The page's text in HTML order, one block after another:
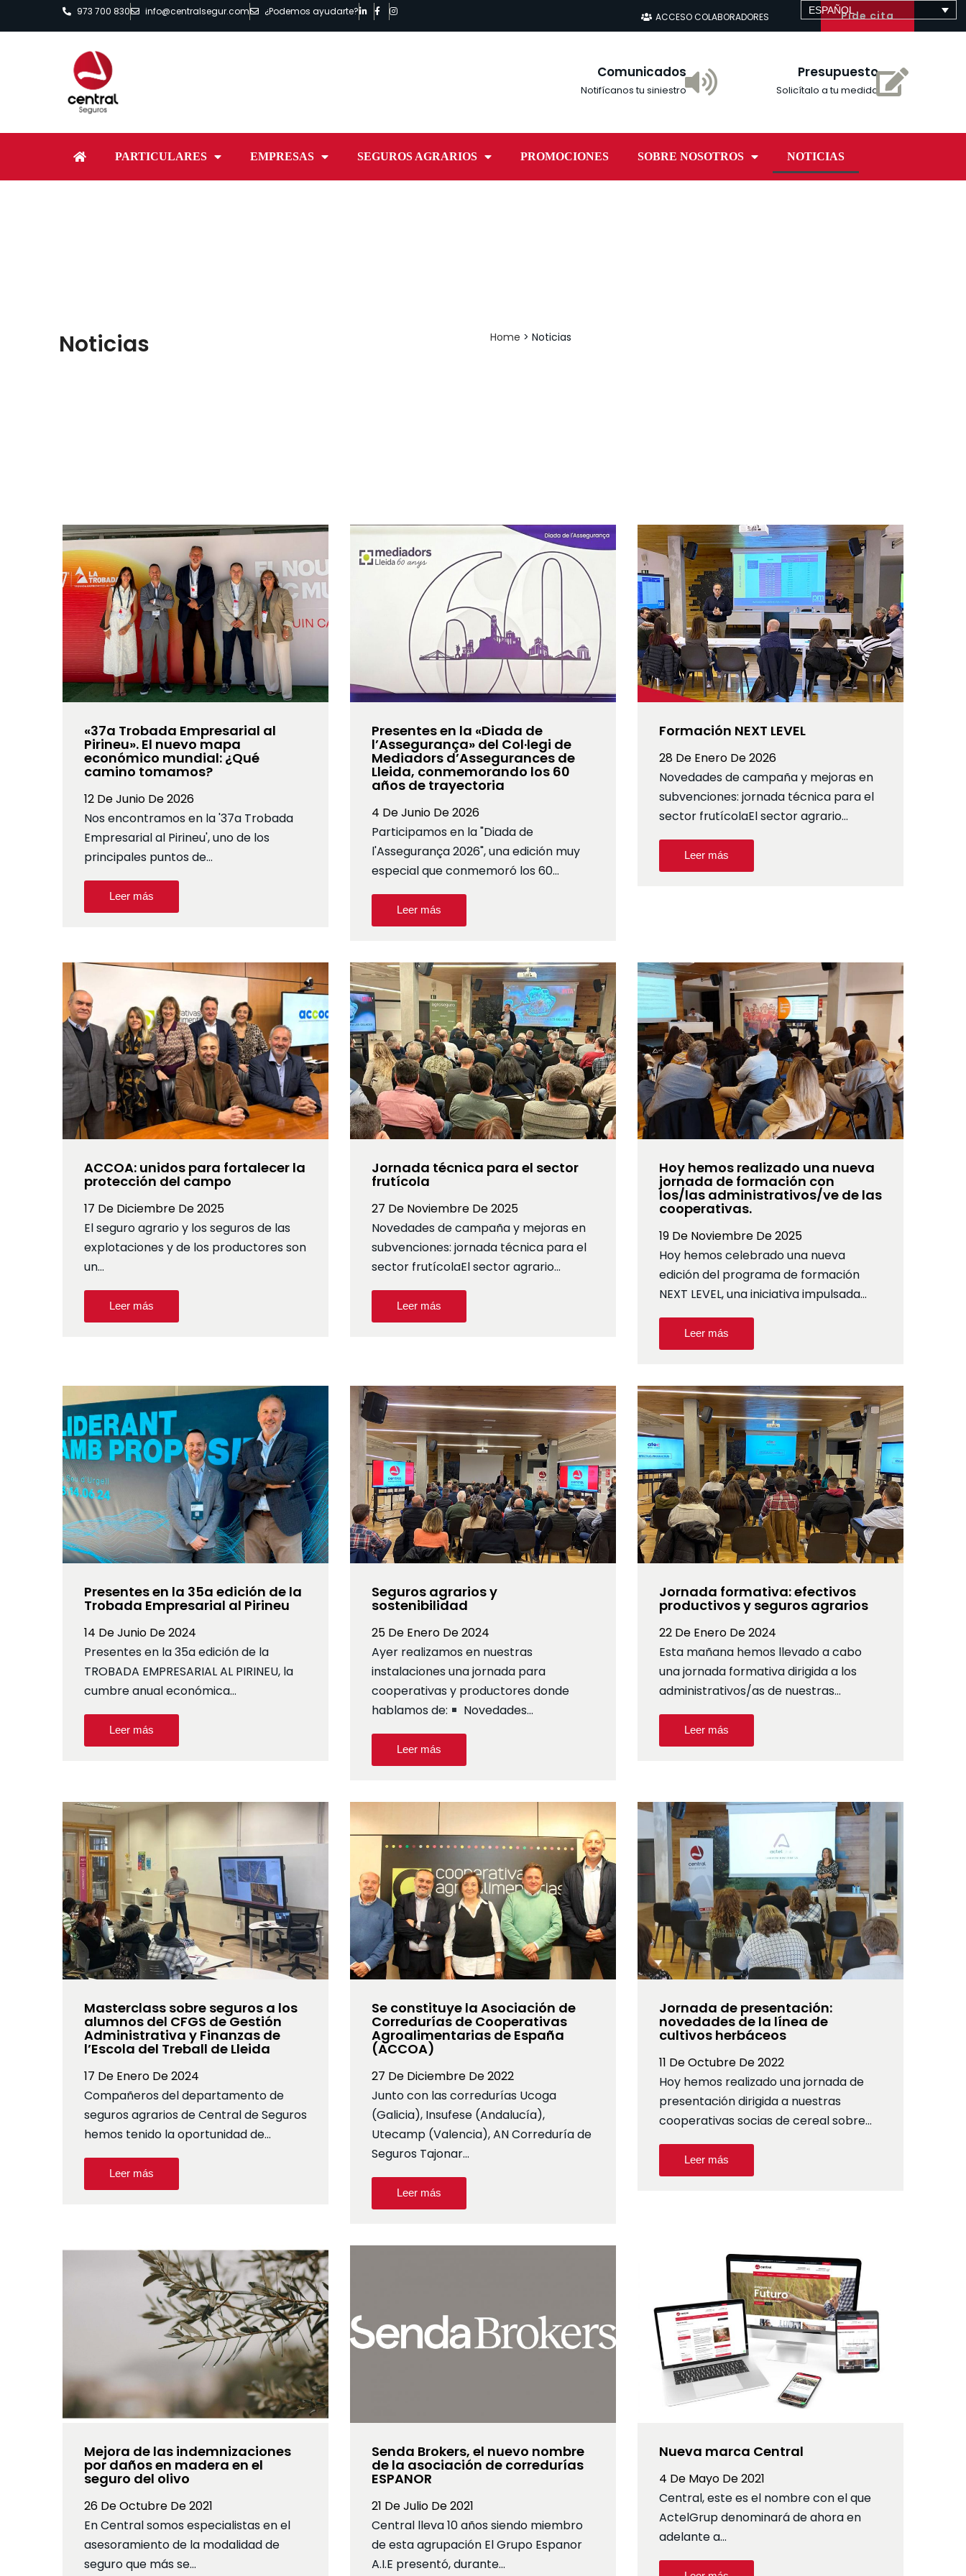
973 700 830 info@centralsegur.com ¿Podemos ayudarte? ACCESO COLABORADORES Pide cita
Comunicados
Notifícanos tu siniestro
Presupuesto
Solicítalo a tu medida
PARTICULARES EMPRESAS SEGUROS AGRARIOS PROMOCIONES SOBRE NOSOTROS NOTICIAS
ESPAÑOL
Noticias Home > Noticias
«37a Trobada Empresarial al
Pirineu». El nuevo mapa
económico mundial: ¿Qué
camino tomamos?
12 De Junio De 2026
Nos encontramos en la '37a Trobada
Empresarial al Pirineu', uno de los
principales puntos de…
Leer más
Presentes en la «Diada de
l’Assegurança» del Col·legi de
Mediadors d’Assegurances de
Lleida, conmemorando los 60
años de trayectoria
4 De Junio De 2026
Participamos en la "Diada de
l'Assegurança 2026", una edición muy
especial que conmemoró los 60…
Leer más
Formación NEXT LEVEL
28 De Enero De 2026
Novedades de campaña y mejoras en
subvenciones: jornada técnica para el
sector frutícolaEl sector agrario…
Leer más
ACCOA: unidos para fortalecer la
protección del campo
17 De Diciembre De 2025
El seguro agrario y los seguros de las
explotaciones y de los productores son
un…
Leer más
Jornada técnica para el sector
frutícola
27 De Noviembre De 2025
Novedades de campaña y mejoras en
subvenciones: jornada técnica para el
sector frutícolaEl sector agrario…
Leer más
Hoy hemos realizado una nueva
jornada de formación con
los/las administrativos/ve de las
cooperativas.
19 De Noviembre De 2025
Hoy hemos celebrado una nueva
edición del programa de formación
NEXT LEVEL, una iniciativa impulsada…
Leer más
Presentes en la 35a edición de la
Trobada Empresarial al Pirineu
14 De Junio De 2024
Presentes en la 35a edición de la
TROBADA EMPRESARIAL AL PIRINEU, la
cumbre anual económica…
Leer más
Seguros agrarios y
sostenibilidad
25 De Enero De 2024
Ayer realizamos en nuestras
instalaciones una jornada para
cooperativas y productores donde
hablamos de:
Novedades…
Leer más
Jornada formativa: efectivos
productivos y seguros agrarios
22 De Enero De 2024
Esta mañana hemos llevado a cabo
una jornada formativa dirigida a los
administrativos/as de nuestras…
Leer más
Masterclass sobre seguros a los
alumnos del CFGS de Gestión
Administrativa y Finanzas de
l’Escola del Treball de Lleida
17 De Enero De 2024
Compañeros del departamento de
seguros agrarios de Central de Seguros
hemos tenido la oportunidad de…
Leer más
Se constituye la Asociación de
Corredurías de Cooperativas
Agroalimentarias de España
(ACCOA)
27 De Diciembre De 2022
Junto con las corredurías Ucoga
(Galicia), Insufese (Andalucía),
Utecamp (Valencia), AN Correduría de
Seguros Tajonar…
Leer más
Jornada de presentación:
novedades de la línea de
cultivos herbáceos
11 De Octubre De 2022
Hoy hemos realizado una jornada de
presentación dirigida a nuestras
cooperativas socias de cereal sobre…
Leer más
Mejora de las indemnizaciones
por daños en madera en el
seguro del olivo
26 De Octubre De 2021
En Central somos especialistas en el
asesoramiento de la modalidad de
seguro que más se…
Senda Brokers, el nuevo nombre
de la asociación de corredurías
ESPANOR
21 De Julio De 2021
Central lleva 10 años siendo miembro
de esta agrupación El Grupo Espanor
A.I.E presentó, durante…
Nueva marca Central
4 De Mayo De 2021
Central, este es el nombre con el que
ActelGrup denominará de ahora en
adelante a…